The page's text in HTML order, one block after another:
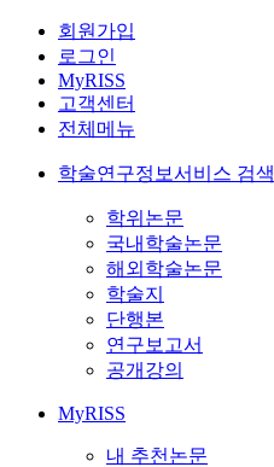
회원가입
로그인
MyRISS
고객센터
전체메뉴
학술연구정보서비스 검색
학위논문
국내학술논문
해외학술논문
학술지
단행본
연구보고서
공개강의
MyRISS
내 추천논문